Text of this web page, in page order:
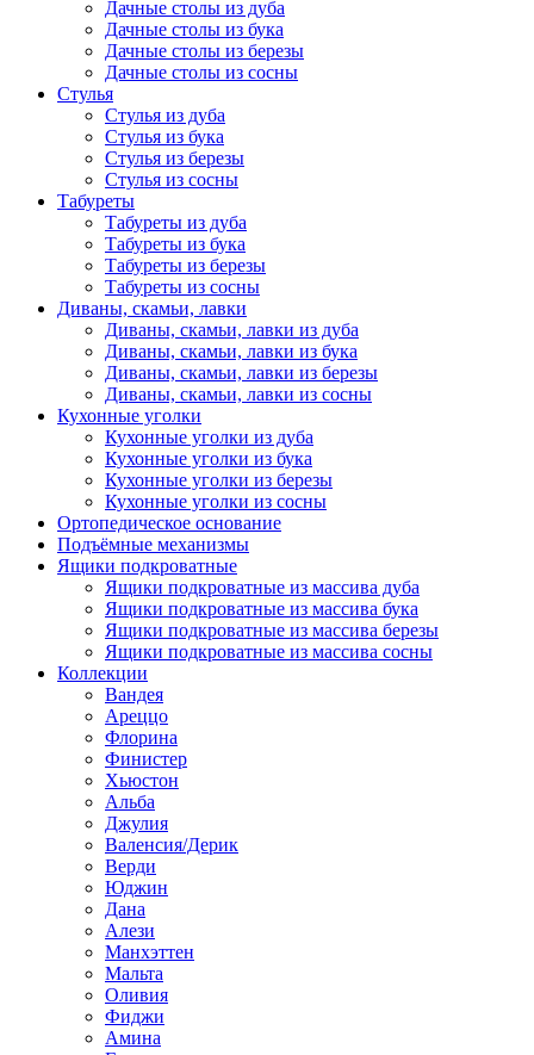
Дачные столы из дуба
Дачные столы из бука
Дачные столы из березы
Дачные столы из сосны
Стулья
Стулья из дуба
Стулья из бука
Стулья из березы
Стулья из сосны
Табуреты
Табуреты из дуба
Табуреты из бука
Табуреты из березы
Табуреты из сосны
Диваны, скамьи, лавки
Диваны, скамьи, лавки из дуба
Диваны, скамьи, лавки из бука
Диваны, скамьи, лавки из березы
Диваны, скамьи, лавки из сосны
Кухонные уголки
Кухонные уголки из дуба
Кухонные уголки из бука
Кухонные уголки из березы
Кухонные уголки из сосны
Ортопедическое основание
Подъёмные механизмы
Ящики подкроватные
Ящики подкроватные из массива дуба
Ящики подкроватные из массива бука
Ящики подкроватные из массива березы
Ящики подкроватные из массива сосны
Коллекции
Вандея
Ареццо
Флорина
Финистер
Хьюстон
Альба
Джулия
Валенсия/Дерик
Верди
Юджин
Дана
Алези
Манхэттен
Мальта
Оливия
Фиджи
Амина